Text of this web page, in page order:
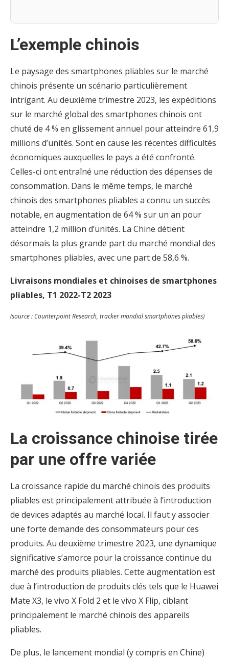
L’exemple chinois
Le paysage des smartphones pliables sur le marché
chinois présente un scénario particulièrement
intrigant. Au deuxième trimestre 2023, les expéditions
sur le marché global des smartphones chinois ont
chuté de 4 % en glissement annuel pour atteindre 61,9
millions d’unités. Sont en cause les récentes difficultés
économiques auxquelles le pays a été confronté.
Celles-ci ont entraîné une réduction des dépenses de
consommation. Dans le même temps, le marché
chinois des smartphones pliables a connu un succès
notable, en augmentation de 64 % sur un an pour
atteindre 1,2 million d’unités. La Chine détient
désormais la plus grande part du marché mondial des
smartphones pliables, avec une part de 58,6 %.
Livraisons mondiales et chinoises de smartphones
pliables, T1 2022-T2 2023
(source : Counterpoint Research, tracker mondial smartphones pliables)
La croissance chinoise tirée
par une offre variée
La croissance rapide du marché chinois des produits
pliables est principalement attribuée à l’introduction
de devices adaptés au marché local. Il faut y associer
une forte demande des consommateurs pour ces
produits. Au deuxième trimestre 2023, une dynamique
significative s’amorce pour la croissance continue du
marché des produits pliables. Cette augmentation est
due à l’introduction de produits clés tels que le Huawei
Mate X3, le vivo X Fold 2 et le vivo X Flip, ciblant
principalement le marché chinois des appareils
pliables.
De plus, le lancement mondial (y compris en Chine)